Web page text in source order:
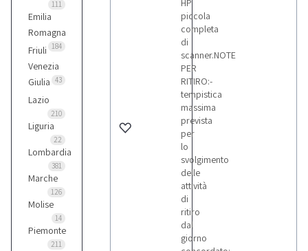
Fiat
Ford
Iveco
Jcb
Komatsu
111
Emilia
Romagna
184
Friuli
Venezia
Giulia 43
Lazio
210
Liguria
22
Lombardia
381
Marche
126
Molise
14
Piemonte
211
HP
piccola
completa
di
scanner.NOTE
PER
RITIRO:-
tempistica
massima
prevista
per
lo
svolgimento
delle
attività
di
ritiro
dal
giorno